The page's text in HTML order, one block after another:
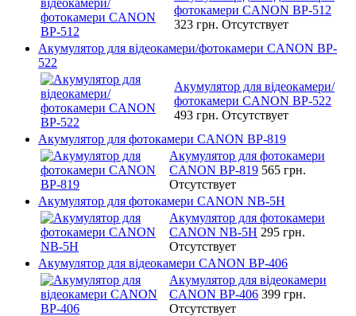
фотокамери CANON BP-512
323 грн. Отсутствует
Акумулятор для відеокамери/фотокамери CANON BP-
522
Акумулятор для відеокамери/
фотокамери CANON BP-522
493 грн. Отсутствует
Акумулятор для фотокамери CANON BP-819
Акумулятор для фотокамери
CANON BP-819 565 грн.
Отсутствует
Акумулятор для фотокамери CANON NB-5H
Акумулятор для фотокамери
CANON NB-5H 295 грн.
Отсутствует
Акумулятор для відеокамери CANON BP-406
Акумулятор для відеокамери
CANON BP-406 399 грн.
Отсутствует